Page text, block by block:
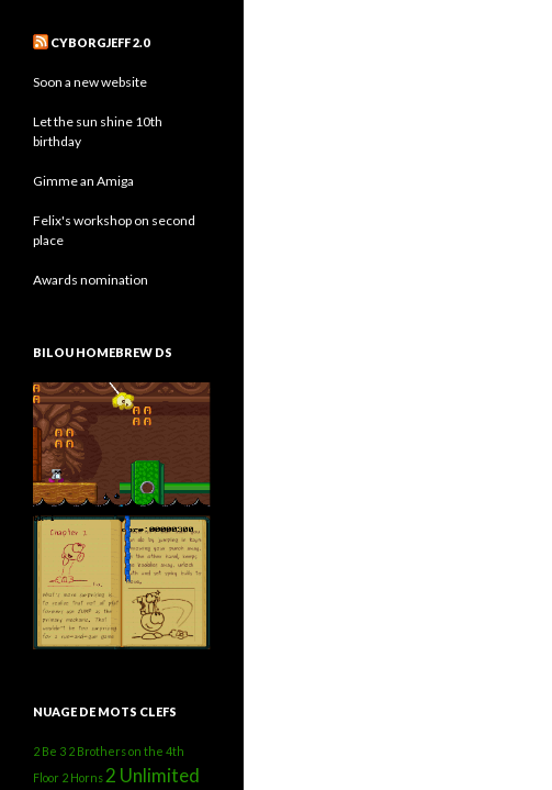
CYBORGJEFF 2.0
Soon a new website
Let the sun shine 10th
birthday
Gimme an Amiga
Felix's workshop on second
place
Awards nomination
BILOU HOMEBREW DS
NUAGE DE MOTS CLEFS
2 Be 3 2 Brothers on the 4th
Floor 2 Horns 2 Unlimited